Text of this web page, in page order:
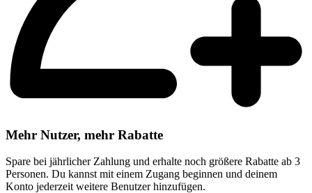
Mehr Nutzer, mehr Rabatte
Spare bei jährlicher Zahlung und erhalte noch größere Rabatte ab 3
Personen. Du kannst mit einem Zugang beginnen und deinem
Konto jederzeit weitere Benutzer hinzufügen.